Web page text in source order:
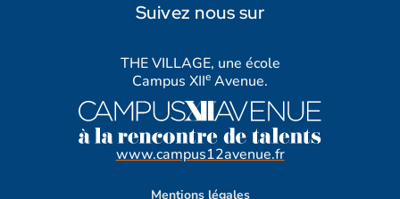
Suivez nous sur
THE VILLAGE, une école
Campus XIIe Avenue.
www.campus12avenue.fr
Mentions légales